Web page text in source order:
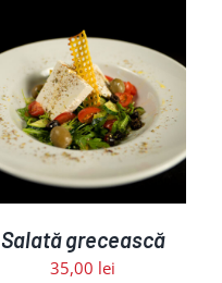
Salată grecească
35,00 lei